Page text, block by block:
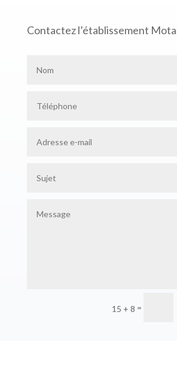
Contactez l’établissement
15 + 8 =